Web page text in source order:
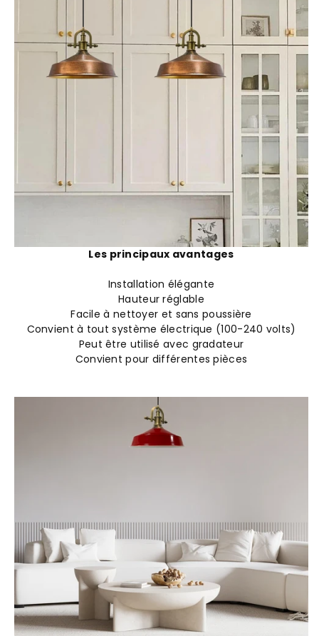
Les principaux avantages
Installation élégante
Hauteur réglable
Facile à nettoyer et sans poussière
Convient à tout système électrique (100-240 volts)
Peut être utilisé avec gradateur
Convient pour différentes pièces